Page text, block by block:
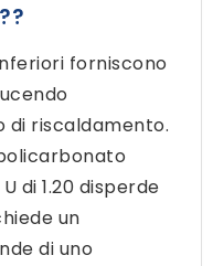
forniscono
riscaldamento.
di 1.20 disperde
un
di uno